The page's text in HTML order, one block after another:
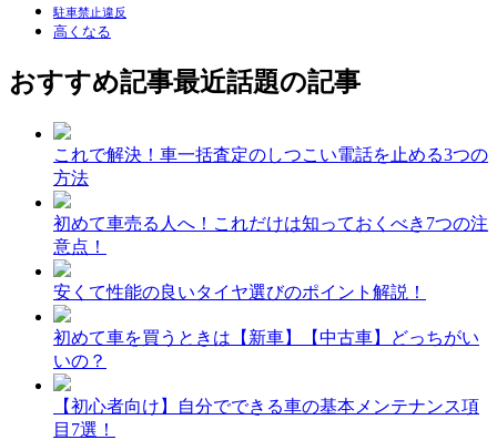
駐車禁止違反
高くなる
おすすめ記事最近話題の記事
これで解決！車一括査定のしつこい電話を止める3つの
方法
初めて車売る人へ！これだけは知っておくべき7つの注
意点！
安くて性能の良いタイヤ選びのポイント解説！
初めて車を買うときは【新車】【中古車】どっちがい
いの？
【初心者向け】自分でできる車の基本メンテナンス項
目7選！